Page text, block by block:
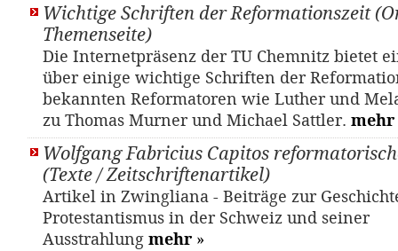
Wichtige Schriften der Reformationszeit
Themenseite)
Die Internetpräsenz der TU Chemnitz bietet
über einige wichtige Schriften der
bekannten Reformatoren wie Luther und
zu Thomas Murner und Michael Sattler. mehr
Wolfgang Fabricius Capitos
(Texte / Zeitschriftenartikel)
Artikel in Zwingliana - Beiträge zur
Protestantismus in der Schweiz und seiner
Ausstrahlung mehr »